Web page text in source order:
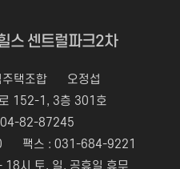
스 센트럴파크2차
택조합
오정섭
152-1, 3층 301호
82-87245
팩스 : 031-684-9221
18시 토, 일, 공휴일 휴무